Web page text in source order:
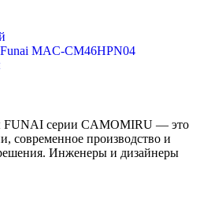
MAC-CM46HPN04
FUNAI серии CAMOMIRU — это
современное производство и
Инженеры и дизайнеры